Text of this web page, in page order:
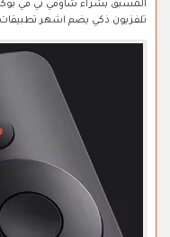
المسبق بشراء شاومي تي في
تلفزيون ذكي يضم اشهر تطبيقات